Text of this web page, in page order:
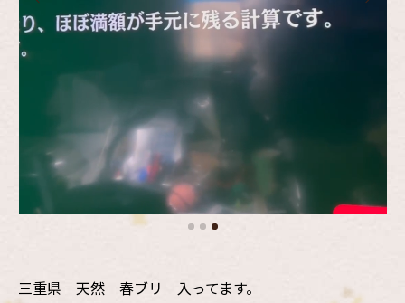
三重県 天然 春ブリ 入ってます。